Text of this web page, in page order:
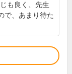
も良く、先生
で、あまり待た